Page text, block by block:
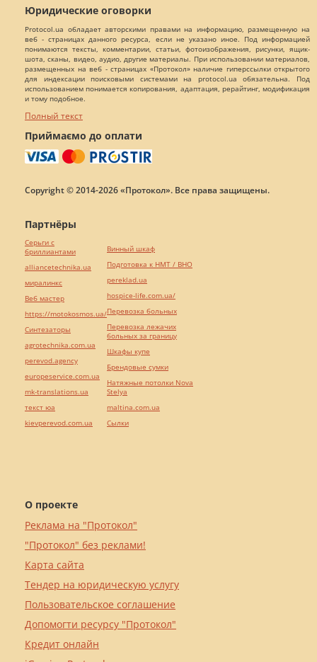
Юридические оговорки
Protocol.ua обладает авторскими правами на информацию, размещенную на
веб - страницах данного ресурса, если не указано иное. Под информацией
понимаются тексты, комментарии, статьи, фотоизображения, рисунки, ящик-
шота, сканы, видео, аудио, другие материалы. При использовании материалов,
размещенных на веб - страницах «Протокол» наличие гиперссылки открытого
для индексации поисковыми системами на protocol.ua обязательна. Под
использованием понимается копирования, адаптация, рерайтинг, модификация
и тому подобное.
Полный текст
Приймаємо до оплати
Copyright © 2014-2026 «Протокол». Все права защищены.
О проекте
Реклама на "Протокол"
"Протокол" без реклами!
Карта сайта
Тендер на юридическую услугу
Пользовательское соглашение
Допомогти ресурсу "Протокол"
Кредит онлайн
Партнёры
Серьги с
бриллиантами
alliancetechnika.ua
миралинкс
Веб мастер
https://motokosmos.ua/
Синтезаторы
agrotechnika.com.ua
perevod.agency
europeservice.com.ua
mk-translations.ua
текст юа
kievperevod.com.ua
Винный шкаф
Подготовка к НМТ / ВНО
pereklad.ua
hospice-life.com.ua/
Перевозка больных
Перевозка лежачих
больных за границу
Шкафы купе
Брендовые сумки
Натяжные потолки Nova
Stelya
maltina.com.ua
Cылки